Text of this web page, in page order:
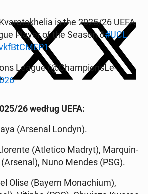
Kva­rat­skhe­lia is the 2025/26 UEFA
Player of the Season ð#UCL
League (@Cham­pion­sLe­
26 według UEFA:
(Arsenal Londyn).
(Atle­ti­co Madryt), Ma­rqu­in­
(Arsenal), Nuno Mendes (PSG).
Olise (Bayern Mo­na­chium),